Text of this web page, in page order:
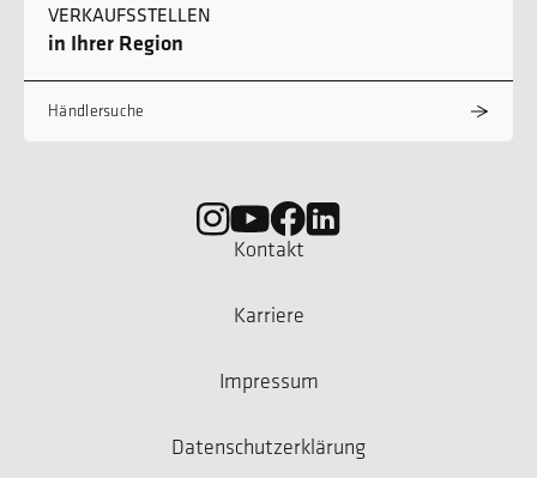
VERKAUFSSTELLEN
in Ihrer Region
Händlersuche
Kontakt
Karriere
Impressum
Datenschutzerklärung